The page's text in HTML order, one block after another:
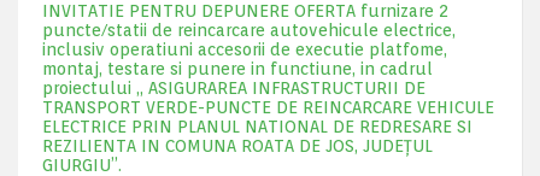
INVITATIE PENTRU DEPUNERE OFERTA furnizare 2
puncte/statii de reincarcare autovehicule electrice,
inclusiv operatiuni accesorii de executie platfome,
montaj, testare si punere in functiune, in cadrul
proiectului „ ASIGURAREA INFRASTRUCTURII DE
TRANSPORT VERDE-PUNCTE DE REINCARCARE VEHICULE
ELECTRICE PRIN PLANUL NATIONAL DE REDRESARE SI
REZILIENTA IN COMUNA ROATA DE JOS, JUDEŢUL
GIURGIU”.